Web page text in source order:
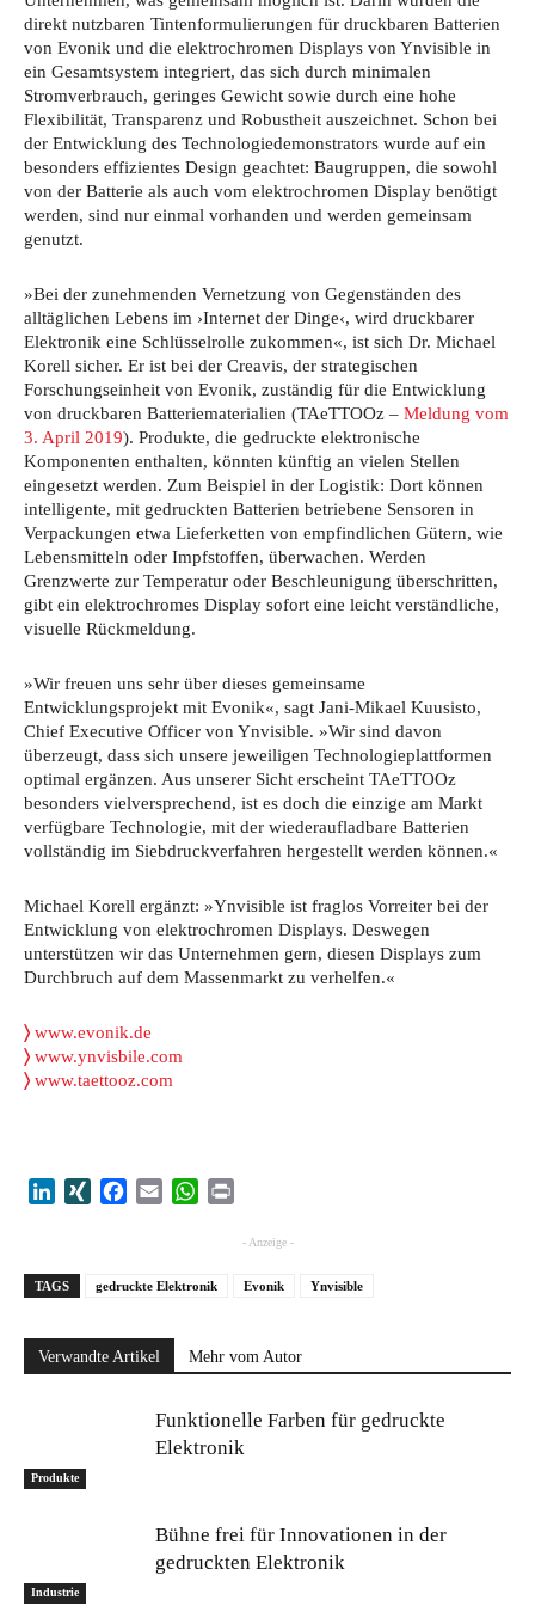
direkt nutzbaren Tintenformulierungen für druckbaren Batterien
von Evonik und die elektrochromen Displays von Ynvisible in
ein Gesamtsystem integriert, das sich durch minimalen
Stromverbrauch, geringes Gewicht sowie durch eine hohe
Flexibilität, Transparenz und Robustheit auszeichnet. Schon bei
der Entwicklung des Technologiedemonstrators wurde auf ein
besonders effizientes Design geachtet: Baugruppen, die sowohl
von der Batterie als auch vom elektrochromen Display benötigt
werden, sind nur einmal vorhanden und werden gemeinsam
genutzt.
»Bei der zunehmenden Vernetzung von Gegenständen des
alltäglichen Lebens im ›Internet der Dinge‹, wird druckbarer
Elektronik eine Schlüsselrolle zukommen«, ist sich Dr. Michael
Korell sicher. Er ist bei der Creavis, der strategischen
Forschungseinheit von Evonik, zuständig für die Entwicklung
von druckbaren Batteriematerialien (TAeTTOOz – Meldung vom
3. April 2019). Produkte, die gedruckte elektronische
Komponenten enthalten, könnten künftig an vielen Stellen
eingesetzt werden. Zum Beispiel in der Logistik: Dort können
intelligente, mit gedruckten Batterien betriebene Sensoren in
Verpackungen etwa Lieferketten von empfindlichen Gütern, wie
Lebensmitteln oder Impfstoffen, überwachen. Werden
Grenzwerte zur Temperatur oder Beschleunigung überschritten,
gibt ein elektrochromes Display sofort eine leicht verständliche,
visuelle Rückmeldung.
»Wir freuen uns sehr über dieses gemeinsame
Entwicklungsprojekt mit Evonik«, sagt Jani-Mikael Kuusisto,
Chief Executive Officer von Ynvisible. »Wir sind davon
überzeugt, dass sich unsere jeweiligen Technologieplattformen
optimal ergänzen. Aus unserer Sicht erscheint TAeTTOOz
besonders vielversprechend, ist es doch die einzige am Markt
verfügbare Technologie, mit der wiederaufladbare Batterien
vollständig im Siebdruckverfahren hergestellt werden können.«
Michael Korell ergänzt: »Ynvisible ist fraglos Vorreiter bei der
Entwicklung von elektrochromen Displays. Deswegen
unterstützen wir das Unternehmen gern, diesen Displays zum
Durchbruch auf dem Massenmarkt zu verhelfen.«
〉 www.evonik.de
〉 www.ynvisbile.com
〉 www.taettooz.com
LinkedIn
XING Facebook
Email WhatsApp
- Anzeige -
TAGS gedruckte Elektronik Evonik Ynvisible
Verwandte Artikel Mehr vom Autor
Produkte
Funktionelle Farben für gedruckte
Elektronik
Industrie
Bühne frei für Innovationen in der
gedruckten Elektronik